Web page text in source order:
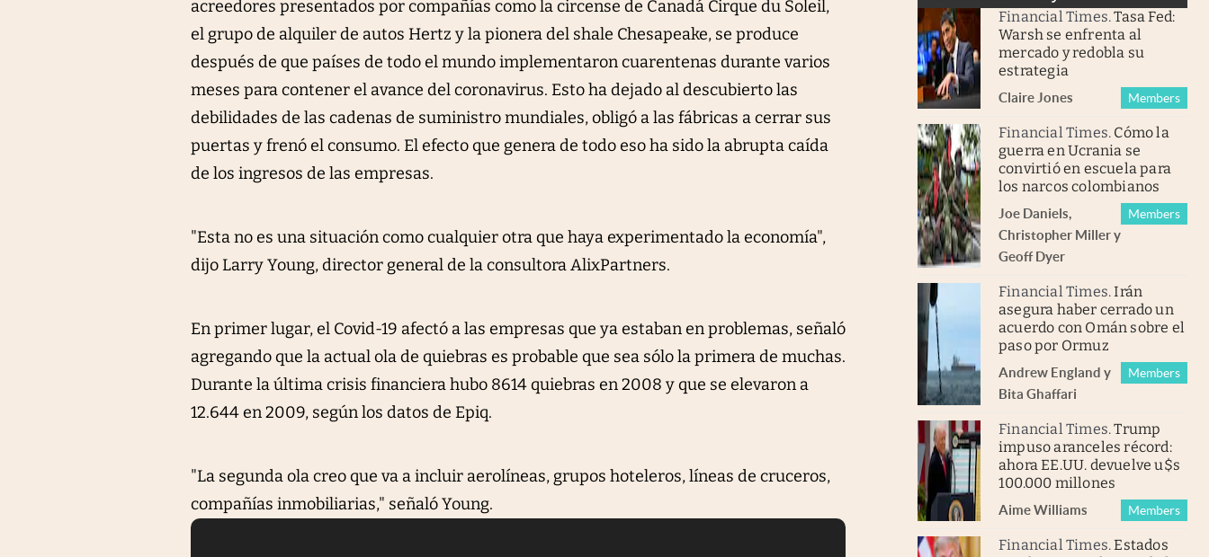
acreedores presentados por compañías como la circense de Canadá Cirque du Soleil,
el grupo de alquiler de autos Hertz y la pionera del shale Chesapeake, se produce
después de que países de todo el mundo implementaron cuarentenas durante varios
meses para contener el avance del coronavirus. Esto ha dejado al descubierto las
debilidades de las cadenas de suministro mundiales, obligó a las fábricas a cerrar sus
puertas y frenó el consumo. El efecto que genera de todo eso ha sido la abrupta caída
de los ingresos de las empresas.
"Esta no es una situación como cualquier otra que haya experimentado la economía",
dijo Larry Young, director general de la consultora AlixPartners.
En primer lugar, el Covid-19 afectó a las empresas que ya estaban en problemas, señaló
agregando que la actual ola de quiebras es probable que sea sólo la primera de muchas.
Durante la última crisis financiera hubo 8614 quiebras en 2008 y que se elevaron a
12.644 en 2009, según los datos de Epiq.
"La segunda ola creo que va a incluir aerolíneas, grupos hoteleros, líneas de cruceros,
compañías inmobiliarias," señaló Young.
Financial Times.Tasa Fed:
Warsh se enfrenta al
mercado y redobla su
estrategia
Claire Jones Members
Financial Times. Cómo la
guerra en Ucrania se
convirtió en escuela para
los narcos colombianos
Joe Daniels,
Christopher Millery
Geoff Dyer
Members
Financial Times.Irán
asegura haber cerrado un
acuerdo con Omán sobre el
paso por Ormuz
Andrew England y
Bita Ghaffari
Members
Financial Times.Trump
impuso aranceles récord:
ahora EE.UU. devuelve u$s
100.000 millones
Aime Williams Members
Financial Times.Estados